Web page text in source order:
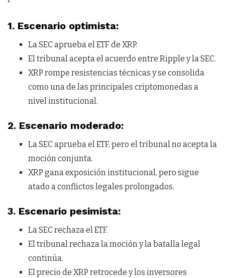
1. Escenario optimista:
La SEC aprueba el ETF de XRP.
El tribunal acepta el acuerdo entre Ripple y la SEC.
XRP rompe resistencias técnicas y se consolida
como una de las principales criptomonedas a
nivel institucional.
2. Escenario moderado:
La SEC aprueba el ETF, pero el tribunal no acepta la
moción conjunta.
XRP gana exposición institucional, pero sigue
atado a conflictos legales prolongados.
3. Escenario pesimista:
La SEC rechaza el ETF.
El tribunal rechaza la moción y la batalla legal
continúa.
El precio de XRP retrocede y los inversores